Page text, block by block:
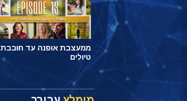
ממעצבת אופנה עד חובבת
טיולים